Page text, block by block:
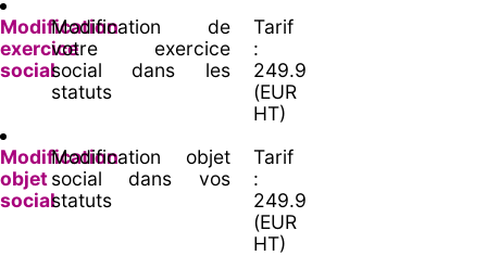
Modification
exercice
social
Modification de
votre exercice
social dans les
statuts
Tarif
:
249.9
(EUR
HT)
Modification
objet
social
Modification objet
social dans vos
statuts
Tarif
:
249.9
(EUR
HT)